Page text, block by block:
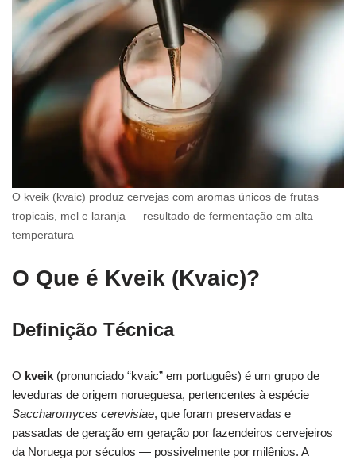
O kveik (kvaic) produz cervejas com aromas únicos de frutas
tropicais, mel e laranja — resultado de fermentação em alta
temperatura
O Que é Kveik (Kvaic)?
Definição Técnica
O kveik (pronunciado “kvaic” em português) é um grupo de
leveduras de origem norueguesa, pertencentes à espécie
Saccharomyces cerevisiae, que foram preservadas e
passadas de geração em geração por fazendeiros cervejeiros
da Noruega por séculos — possivelmente por milênios. A